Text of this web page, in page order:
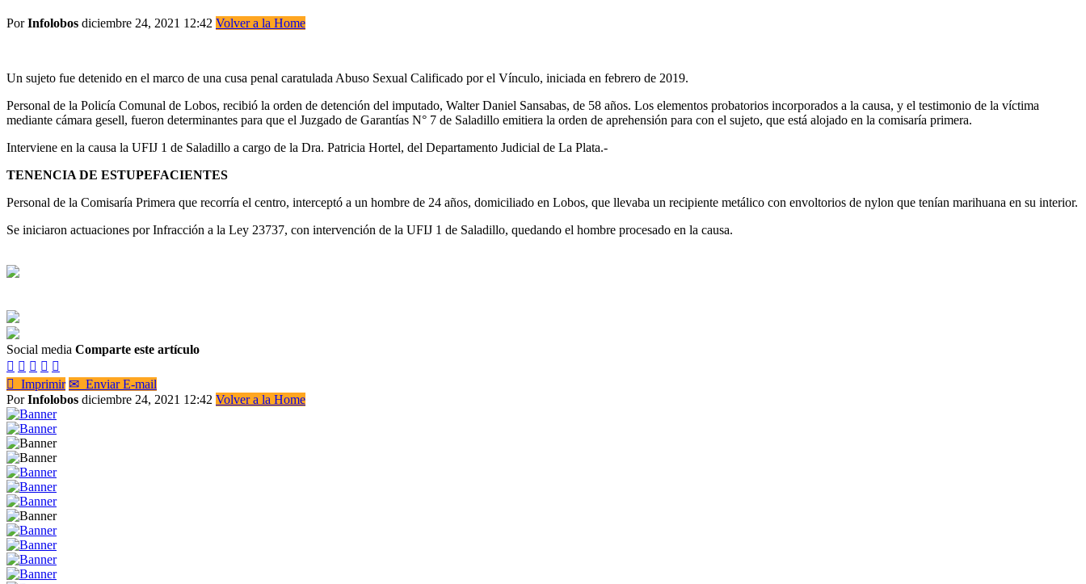
PorInfolobos diciembre 24, 2021 12:42 Volver a la Home
Un sujeto fue detenido en el marco de una cusa penal caratulada Abuso Sexual Calificado por el Vínculo, iniciada en febrero de 2019.
Personal de la Policía Comunal de Lobos, recibió la orden de detención del imputado, Walter Daniel Sansabas, de 58 años. Los elementos probatorios incorporados a la causa, y el testimonio de la víctima
mediante cámara gesell, fueron determinantes para que el Juzgado de Garantías N° 7 de Saladillo emitiera la orden de aprehensión para con el sujeto, que está alojado en la comisaría primera.
Interviene en la causa la UFIJ 1 de Saladillo a cargo de la Dra. Patricia Hortel, del Departamento Judicial de La Plata.-
TENENCIA DE ESTUPEFACIENTES
Personal de la Comisaría Primera que recorría el centro, interceptó a un hombre de 24 años, domiciliado en Lobos, que llevaba un recipiente metálico con envoltorios de nylon que tenían marihuana en su interior.
Se iniciaron actuaciones por Infracción a la Ley 23737, con intervención de la UFIJ 1 de Saladillo, quedando el hombre procesado en la causa.
Social media Comparte este artículo
    
 Imprimir ✉ Enviar E-mail
PorInfolobos diciembre 24, 2021 12:42 Volver a la Home